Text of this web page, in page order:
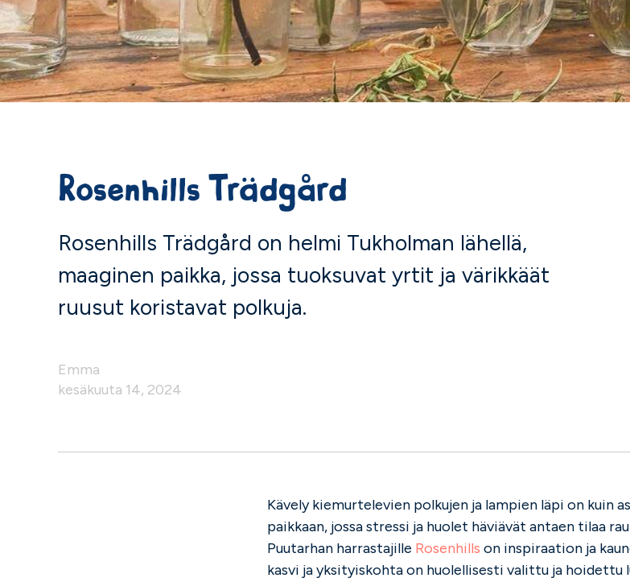
Rosenhills Trädgård
Rosenhills Trädgård on helmi Tukholman lähellä,
maaginen paikka, jossa tuoksuvat yrtit ja värikkäät
ruusut koristavat polkuja.
Emma
kesäkuuta 14, 2024
Kävely kiemurtelevien polkujen ja lampien läpi on kuin
paikkaan, jossa stressi ja huolet häviävät antaen tilaa
Puutarhan harrastajille Rosenhills on inspiraation ja
kasvi ja yksityiskohta on huolellisesti valittu ja hoidettu